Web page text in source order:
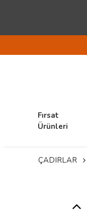
Fırsat
Ürünleri
ÇADIRLAR